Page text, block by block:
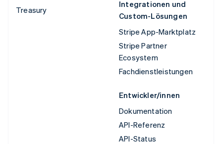
Treasury
Integrationen und
Custom-Lösungen
Stripe App-Marktplatz
Stripe Partner
Ecosystem
Fachdienstleistungen
Entwickler/innen
Dokumentation
API-Referenz
API-Status